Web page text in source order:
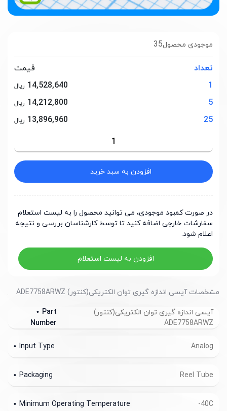
موجودی محصول
قیمت
5
14,212,800 ریال
25 ریال
افزودن به سبد خرید
در صورت کمبود موجودی، می توانید محصول را به لیست استعلام
اعلام شود.
افزودن به لیست استعلام
مشخصات آیسی اندازه گیری توان الکتریکی(کنتور) ADE7758ARWZ
آیسی اندازه گیری توان الکتریکی(کنتور)
Part
Number
Analog
Input Type